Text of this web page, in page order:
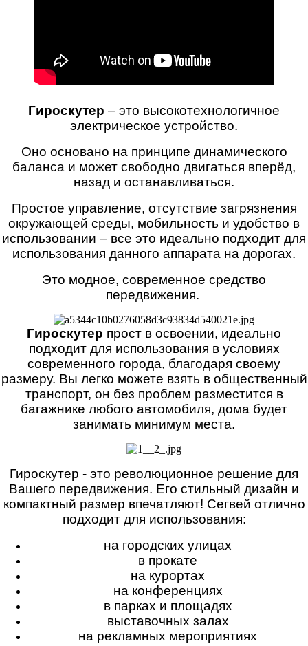
Гироскутер – это высокотехнологичное
электрическое устройство.
Оно основано на принципе динамического
баланса и может свободно двигаться вперёд,
назад и останавливаться.
Простое управление, отсутствие загрязнения
окружающей среды, мобильность и удобство в
использовании – все это идеально подходит для
использования данного аппарата на дорогах.
Это модное, современное средство
передвижения.
Гироскутер прост в освоении, идеально
подходит для использования в условиях
современного города, благодаря своему
размеру. Вы легко можете взять в общественный
транспорт, он без проблем разместится в
багажнике любого автомобиля, дома будет
занимать минимум места.
Гироскутер - это революционное решение для
Вашего передвижения. Его стильный дизайн и
компактный размер впечатляют! Сегвей отлично
подходит для использования:
на городских улицах
в прокате
на курортах
на конференциях
в парках и площадях
выставочных залах
на рекламных мероприятиях